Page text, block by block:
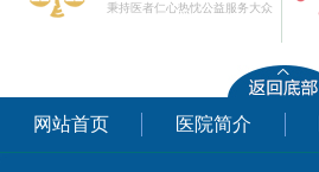
秉持医者仁心热忱公益服务大众
网站首页 医院简介